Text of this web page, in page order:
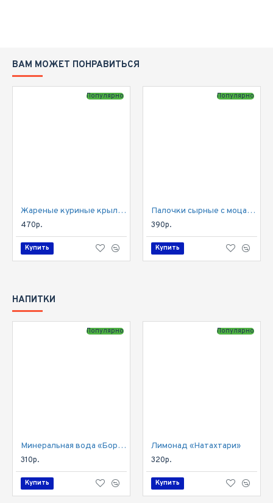
ВАМ МОЖЕТ ПОНРАВИТЬСЯ
Популярно
Жареные куриные крылышки с соусом барбекю
470р.
Купить
Популярно
Палочки сырные с моцареллой
390р.
Купить
НАПИТКИ
Популярно
Минеральная вода «Боржоми»
310р.
Купить
Популярно
Лимонад «Натахтари»
320р.
Купить